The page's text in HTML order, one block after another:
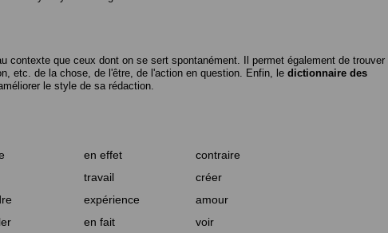
contexte que ceux dont on se sert spontanément. Il permet également de trouver
etc. de la chose, de l'être, de l'action en question. Enfin, le dictionnaire des
le style de sa rédaction.
en effet
contraire
travail
créer
expérience
amour
en fait voir